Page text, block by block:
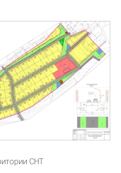
СНТ